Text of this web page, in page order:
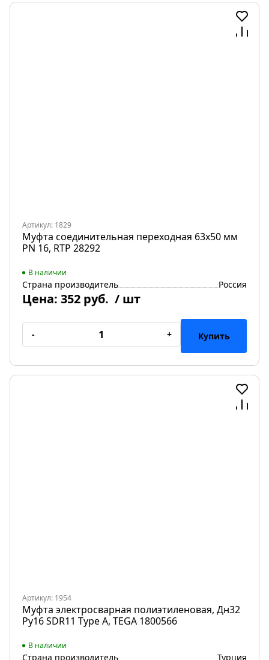
Артикул: 1829
Муфта соединительная переходная 63х50 мм
PN 16, RTP 28292
В наличии
Страна производитель Россия
Цена: 352 руб. / шт
- + Купить
Артикул: 1954
Муфта электросварная полиэтиленовая, Дн32
Ру16 SDR11 Type A, TEGA 1800566
В наличии
Страна производитель Турция